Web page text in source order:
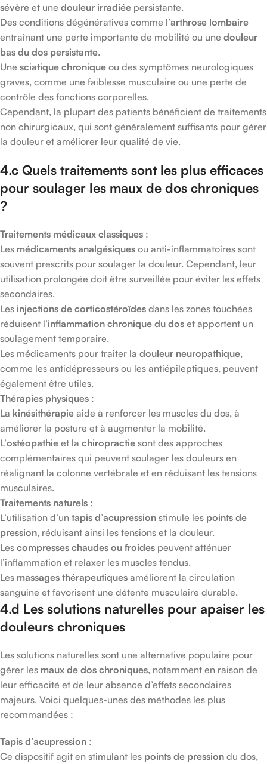
sévère et une douleur irradiée persistante.
Des conditions dégénératives comme l’arthrose lombaire
entraînant une perte importante de mobilité ou une douleur
bas du dos persistante.
Une sciatique chronique ou des symptômes neurologiques
graves, comme une faiblesse musculaire ou une perte de
contrôle des fonctions corporelles.
Cependant, la plupart des patients bénéficient de traitements
non chirurgicaux, qui sont généralement suffisants pour gérer
la douleur et améliorer leur qualité de vie.
4.c Quels traitements sont les plus efficaces
pour soulager les maux de dos chroniques
?
Traitements médicaux classiques :
Les médicaments analgésiques ou anti-inflammatoires sont
souvent prescrits pour soulager la douleur. Cependant, leur
utilisation prolongée doit être surveillée pour éviter les effets
secondaires.
Les injections de corticostéroïdes dans les zones touchées
réduisent l’inflammation chronique du dos et apportent un
soulagement temporaire.
Les médicaments pour traiter la douleur neuropathique,
comme les antidépresseurs ou les antiépileptiques, peuvent
également être utiles.
Thérapies physiques :
La kinésithérapie aide à renforcer les muscles du dos, à
améliorer la posture et à augmenter la mobilité.
L’ostéopathie et la chiropractie sont des approches
complémentaires qui peuvent soulager les douleurs en
réalignant la colonne vertébrale et en réduisant les tensions
musculaires.
Traitements naturels :
L’utilisation d’un tapis d’acupression stimule les points de
pression, réduisant ainsi les tensions et la douleur.
Les compresses chaudes ou froides peuvent atténuer
l’inflammation et relaxer les muscles tendus.
Les massages thérapeutiques améliorent la circulation
sanguine et favorisent une détente musculaire durable.
4.d Les solutions naturelles pour apaiser les
douleurs chroniques
Les solutions naturelles sont une alternative populaire pour
gérer les maux de dos chroniques, notamment en raison de
leur efficacité et de leur absence d’effets secondaires
majeurs. Voici quelques-unes des méthodes les plus
recommandées :
Tapis d’acupression :
Ce dispositif agit en stimulant les points de pression du dos,